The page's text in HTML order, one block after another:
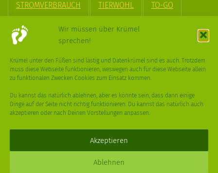
Wir müssen über Krümel
sprechen!
Krümel unter den Füßen sind lästig und Datenkrümel sind es auch. Trotzdem
muss diese Webseite funktionieren, weswegen auch für diese Webseite allein
zu funktionalen Zwecken Cookies zum Einsatz kommen.
Du kannst das natürlich ablehnen, aber es könnte sein, dass dann einige
Dinge auf der Seite nicht richtig funktionieren. Du kannst das natürlich auch
akzeptieren oder nach Deinen Vorstellungen anpassen.
Akzeptieren
Ablehnen
STROMVERBRAUCH TIERWOHL TO-GO
TREND UPCYCLING VEGAN
WEIHNACHTSBAUM WINTER
XPDT : Marken & Kommunikation